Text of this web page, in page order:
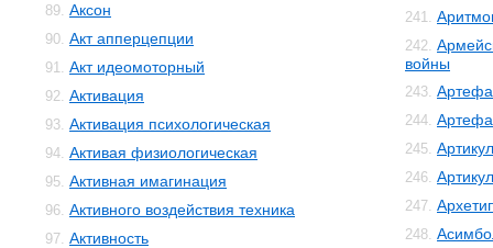
89. Аксон
90. Акт апперцепции
91. Акт идеомоторный
92. Активация
93. Активация психологическая
94. Активая физиологическая
95. Активная имагинация
96. Активного воздействия техника
97. Активность
241.
242.
войны
243.
244.
245.
246.
247.
248.